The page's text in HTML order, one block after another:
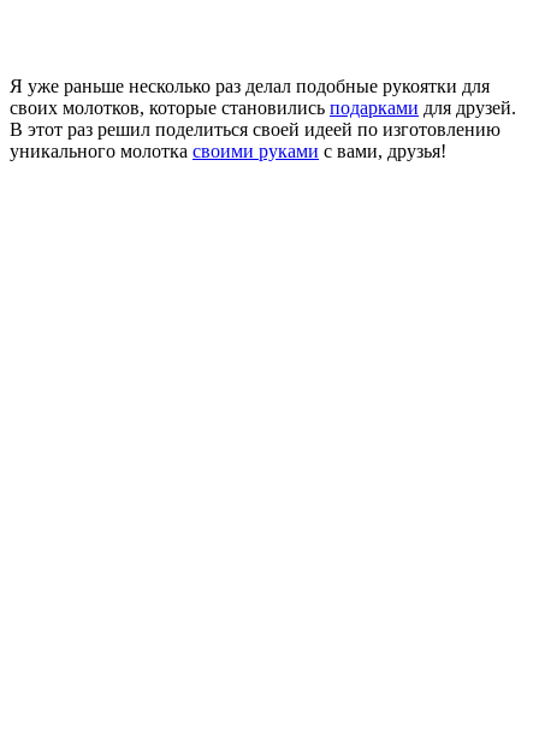
Я уже раньше несколько раз делал подобные рукоятки для
своих молотков, которые становились подарками для друзей.
В этот раз решил поделиться своей идеей по изготовлению
уникального молотка своими руками с вами, друзья!